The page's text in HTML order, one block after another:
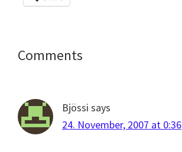
Reader
Comments
Bjössi says
24. November, 2007 at 0:36